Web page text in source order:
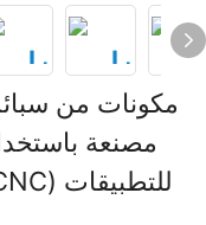
مكونات من
مصنعة